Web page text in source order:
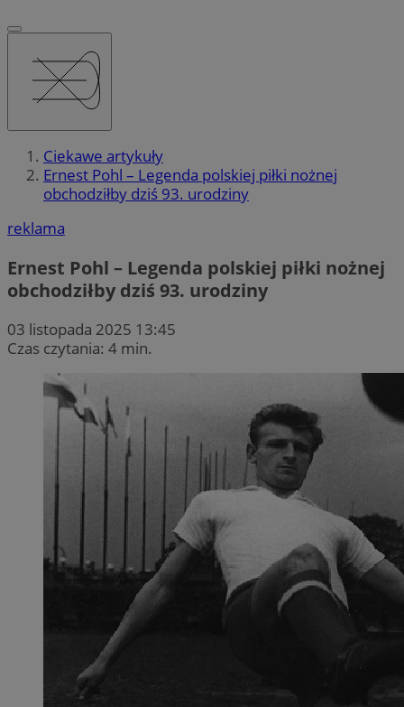
Ciekawe artykuły
Ernest Pohl – Legenda polskiej piłki nożnej
obchodziłby dziś 93. urodziny
reklama
Ernest Pohl – Legenda polskiej piłki nożnej
obchodziłby dziś 93. urodziny
03 listopada 2025 13:45
Czas czytania: 4 min.